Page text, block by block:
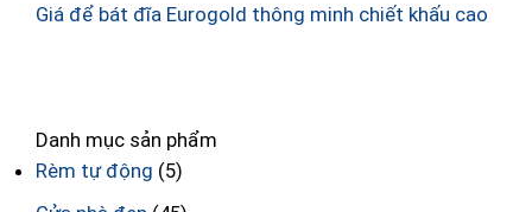
Giá để bát đĩa Eurogold thông minh chiết khấu cao
Danh mục sản phẩm
Rèm tự động (5)